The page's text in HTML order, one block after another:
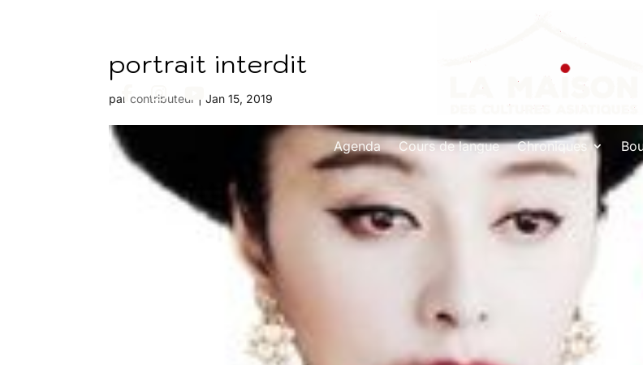
Agenda Cours de langue Chroniques
portrait interdit
parcontributeur |Jan 15, 2019